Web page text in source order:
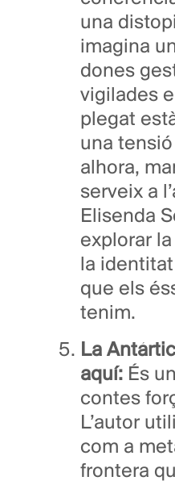
una
imagina
dones
vigilades
plegat
una
alhora,
serveix a
Elisenda
explorar
la
que els
tenim.
La
aquí: És
contes
L’autor
com a
frontera